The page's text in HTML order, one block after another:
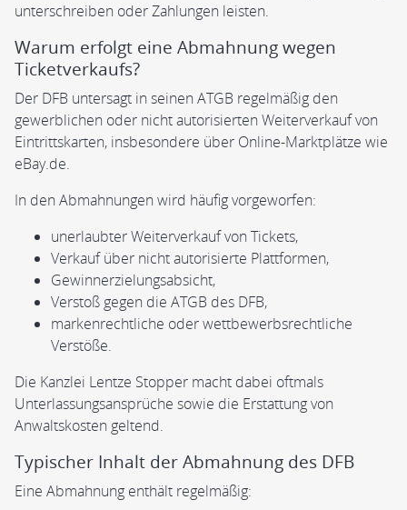
unterschreiben oder Zahlungen leisten.
Warum erfolgt eine Abmahnung wegen
Ticketverkaufs?
Der DFB untersagt in seinen ATGB regelmäßig den
gewerblichen oder nicht autorisierten Weiterverkauf von
Eintrittskarten, insbesondere über Online-Marktplätze wie
eBay.de.
In den Abmahnungen wird häufig vorgeworfen:
unerlaubter Weiterverkauf von Tickets,
Verkauf über nicht autorisierte Plattformen,
Gewinnerzielungsabsicht,
Verstoß gegen die ATGB des DFB,
markenrechtliche oder wettbewerbsrechtliche
Verstöße.
Die Kanzlei Lentze Stopper macht dabei oftmals
Unterlassungsansprüche sowie die Erstattung von
Anwaltskosten geltend.
Typischer Inhalt der Abmahnung des DFB
Eine Abmahnung enthält regelmäßig: